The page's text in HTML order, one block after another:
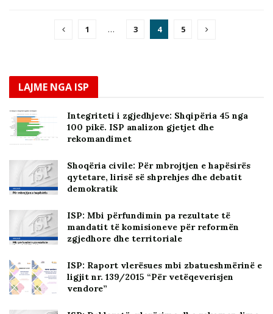
1 … 3 4 5
LAJME NGA ISP
Integriteti i zgjedhjeve: Shqipëria 45 nga
100 pikë. ISP analizon gjetjet dhe
rekomandimet
Shoqëria civile: Për mbrojtjen e hapësirës
qytetare, lirisë së shprehjes dhe debatit
demokratik
ISP: Mbi përfundimin pa rezultate të
mandatit të komisioneve për reformën
zgjedhore dhe territoriale
ISP: Raport vlerësues mbi zbatueshmërinë e
ligjit nr. 139/2015 “Për vetëqeverisjen
vendore”